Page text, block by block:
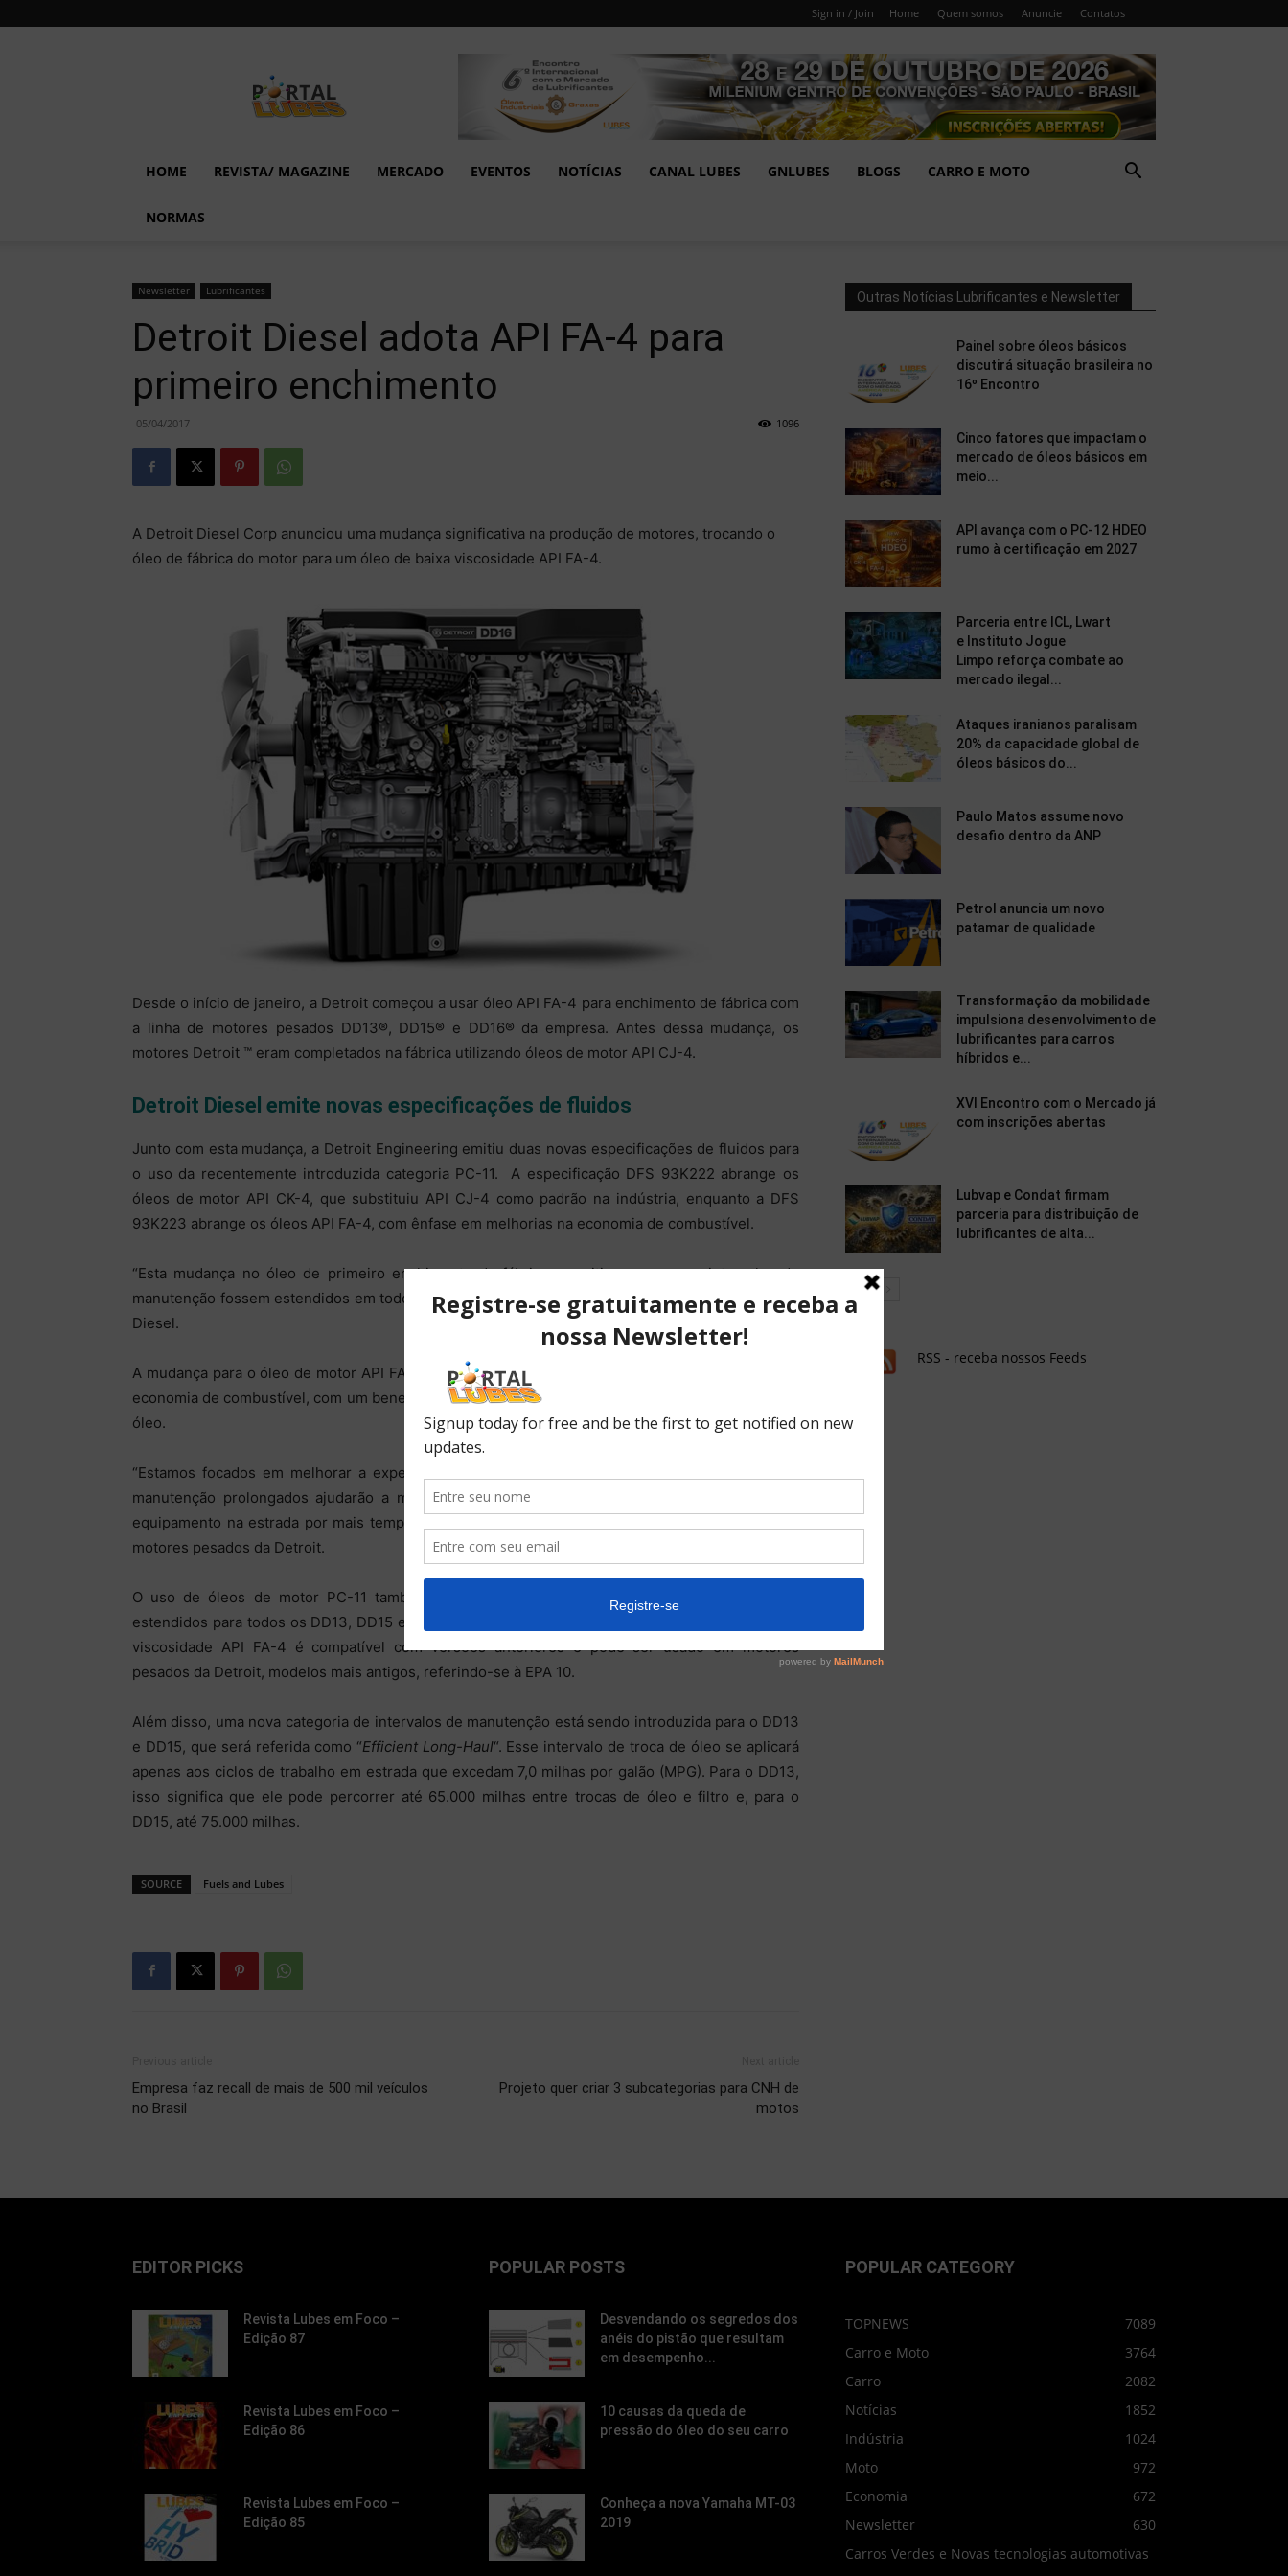
Sign in / Join Home Quem somos Anuncie Contatos
em
Foco
HOME REVISTA/ MAGAZINE MERCADO EVENTOS NOTÍCIAS CANAL LUBES GNLUBES BLOGS CARRO E MOTO
NORMAS
Newsletter Lubrificantes
Detroit Diesel adota API FA-4 para
primeiro enchimento
05/04/2017 1096
A Detroit Diesel Corp anunciou uma mudança significativa na produção de motores, trocando o
óleo de fábrica do motor para um óleo de baixa viscosidade API FA-4.
Desde o início de janeiro, a Detroit começou a usar óleo API FA-4 para enchimento de fábrica com
a linha de motores pesados DD13®, DD15® e DD16® da empresa. Antes dessa mudança, os
motores Detroit ™ eram completados na fábrica utilizando óleos de motor API CJ-4.
Detroit Diesel emite novas especificações de fluidos
Junto com esta mudança, a Detroit Engineering emitiu duas novas especificações de fluidos para
o uso da recentemente introduzida categoria PC-11. A especificação DFS 93K222 abrange os
óleos de motor API CK-4, que substituiu API CJ-4 como padrão na indústria, enquanto a DFS
93K223 abrange os óleos API FA-4, com ênfase em melhorias na economia de combustível.
“Esta mudança no óleo de primeiro enchimento da fábrica permitiu que nossos intervalos de
manutenção fossem estendidos em todos os nossos novos motores pesados”, anunciou a Detroit
Diesel.
A mudança para o óleo de motor API FA-4 para os motores Detroit ajuda a melhorar ainda mais a
economia de combustível, com um benefício adicional de extensão entre os intervalos de troca de
óleo.
“Estamos focados em melhorar a experiência de nossos clientes. Nossos novos intervalos de
manutenção prolongados ajudarão a melhorar seu custo total de propriedade, mantendo seu
equipamento na estrada por mais tempo”, disse Ed Byk, gerente de marketing de produtos para
motores pesados da Detroit.
O uso de óleos de motor PC-11 também proporcionará os mesmos intervalos de drenagem
estendidos para todos os DD13, DD15 e DD16 existentes atualmente em serviço. O óleo de baixa
viscosidade API FA-4 é compatível com versões anteriores e pode ser usado em motores
pesados da Detroit, modelos mais antigos, referindo-se à EPA 10.
Além disso, uma nova categoria de intervalos de manutenção está sendo introduzida para o DD13
e DD15, que será referida como “Efficient Long-Haul“. Esse intervalo de troca de óleo se aplicará
apenas aos ciclos de trabalho em estrada que excedam 7,0 milhas por galão (MPG). Para o DD13,
isso significa que ele pode percorrer até 65.000 milhas entre trocas de óleo e filtro e, para o
DD15, até 75.000 milhas.
SOURCE Fuels and Lubes
Empresa faz recall de mais de 500 mil veículos
no Brasil
Projeto quer criar 3 subcategorias para CNH de
motos
Outras Notícias Lubrificantes e Newsletter
Painel sobre óleos básicos
discutirá situação brasileira no
16º Encontro
Cinco fatores que impactam o
mercado de óleos básicos em
meio...
API avança com o PC-12 HDEO
rumo à certificação em 2027
Parceria entre ICL, Lwart
e Instituto Jogue
Limpo reforça combate ao
mercado ilegal...
Ataques iranianos paralisam
20% da capacidade global de
óleos básicos do...
Paulo Matos assume novo
desafio dentro da ANP
Petrol anuncia um novo
patamar de qualidade
Transformação da mobilidade
impulsiona desenvolvimento de
lubrificantes para carros
híbridos e...
XVI Encontro com o Mercado já
com inscrições abertas
Lubvap e Condat firmam
parceria para distribuição de
lubrificantes de alta...
RSS - receba nossos Feeds
EDITOR PICKS
Revista Lubes em Foco –
Edição 87
Revista Lubes em Foco –
Edição 86
Revista Lubes em Foco –
Edição 85
POPULAR POSTS
Desvendando os segredos dos
anéis do pistão que resultam
em desempenho...
10 causas da queda de
pressão do óleo do seu carro
Conheça a nova Yamaha MT-03
2019
POPULAR CATEGORY
TOPNEWS
7089
Carro e Moto
3764
Carro
2082
Notícias
1852
Indústria
1024
Moto
972
Economia
672
Newsletter
630
Carros Verdes e Novas tecnologias automotivas